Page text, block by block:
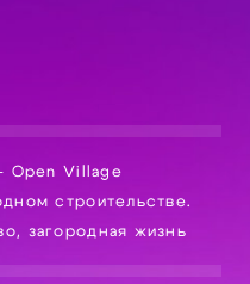
Open Village
строительстве.
загородная жизнь